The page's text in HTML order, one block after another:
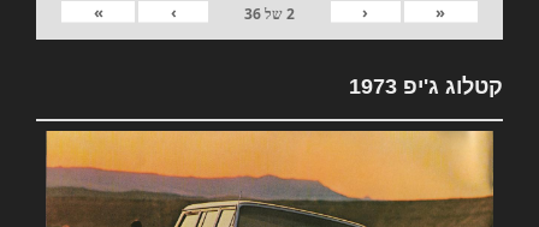
«
‹
2של36
›
»
קטלוג ג'יפ 1973